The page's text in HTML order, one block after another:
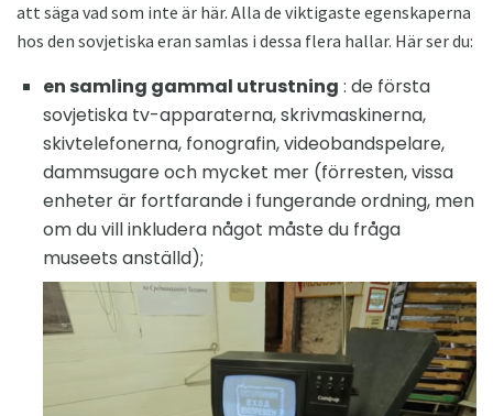
att säga vad som inte är här. Alla de viktigaste egenskaperna
hos den sovjetiska eran samlas i dessa flera hallar. Här ser du:
en samling gammal utrustning : de första
sovjetiska tv-apparaterna, skrivmaskinerna,
skivtelefonerna, fonografin, videobandspelare,
dammsugare och mycket mer (förresten, vissa
enheter är fortfarande i fungerande ordning, men
om du vill inkludera något måste du fråga
museets anställd);